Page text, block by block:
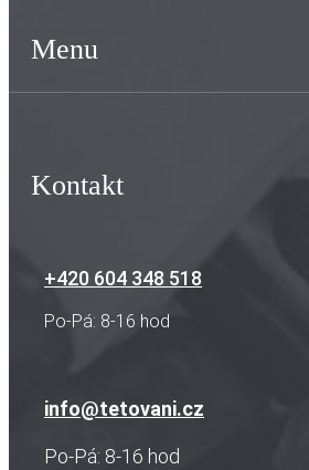
Menu
Kontakt
+420 604 348 518
Po-Pá: 8-16 hod
info@tetovani.cz
Po-Pá: 8-16 hod